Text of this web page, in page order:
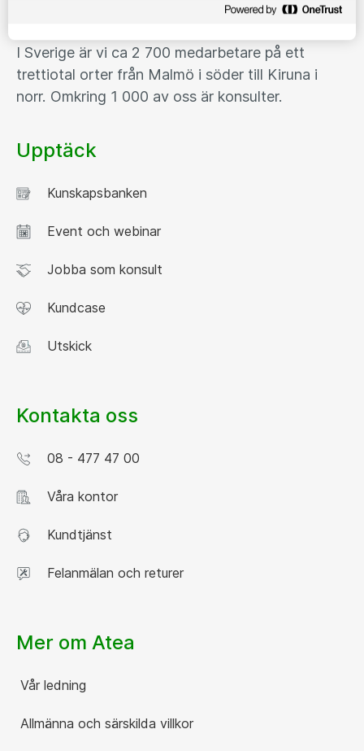
I Sverige är vi ca 2 700 medarbetare på ett
trettiotal orter från Malmö i söder till Kiruna i
norr. Omkring 1 000 av oss är konsulter.
Upptäck
Kunskapsbanken
Event och webinar
Jobba som konsult
Kundcase
Utskick
Kontakta oss
08 - 477 47 00
Våra kontor
Kundtjänst
Felanmälan och returer
Mer om Atea
Vår ledning
Allmänna och särskilda villkor